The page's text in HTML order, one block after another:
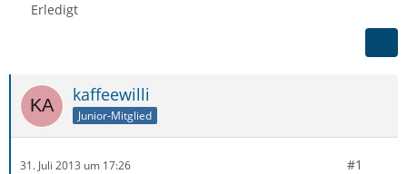
Erledigt
kaffeewilli
Junior-Mitglied
31. Juli 2013 um 17:26 #1